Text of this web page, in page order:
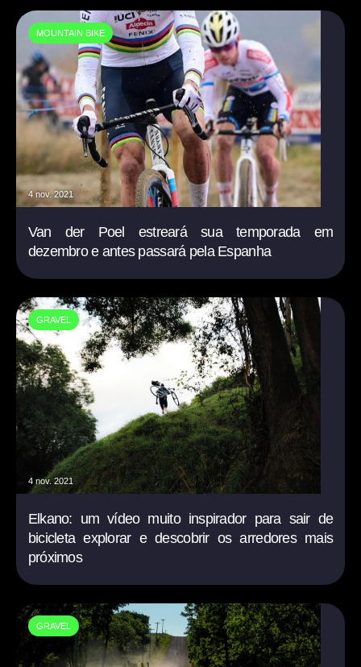
MOUNTAIN BIKE
4 nov. 2021
Van der Poel estreará sua temporada em
dezembro e antes passará pela Espanha
GRAVEL
4 nov. 2021
Elkano: um vídeo muito inspirador para sair de
bicicleta explorar e descobrir os arredores mais
próximos
GRAVEL